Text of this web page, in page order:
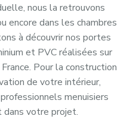
nous la retrouvons
encore dans les chambres
à découvrir nos portes
et PVC réalisées sur
Pour la construction
de votre intérieur,
menuisiers
dans votre projet.